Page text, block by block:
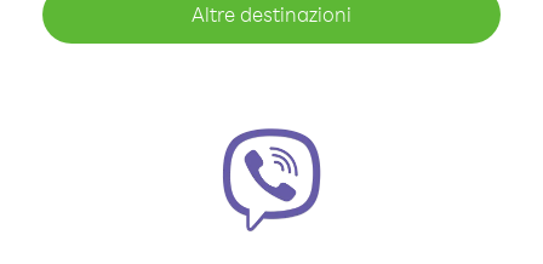
Altre destinazioni